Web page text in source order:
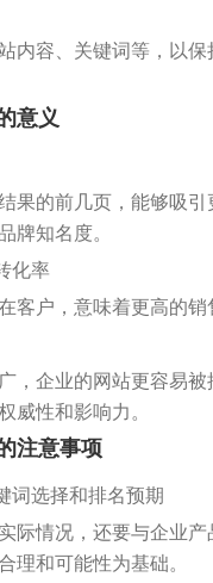
内容、关键词等，以
意义
果的前几页，能够吸
牌知名度。
化率
客户，意味着更高的销
，企业的网站更容易
威性和影响力。
注意事项
词选择和排名预期
际情况，还要与企业产
理和可能性为基础。